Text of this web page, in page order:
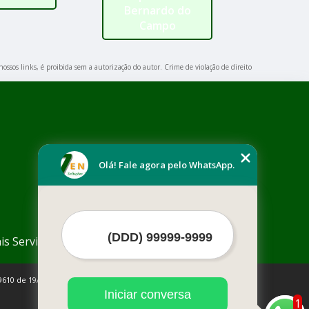
Bernardo do
Campo
links, é proibida sem a autorização do autor. Crime de violação de direito
Serviços
de 19/02/1998)
1
Olá! Fale agora pelo WhatsApp.
Iniciar conversa